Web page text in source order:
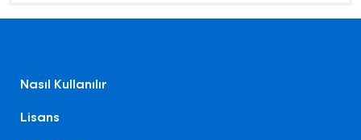
Nasıl Kullanılır
Lisans